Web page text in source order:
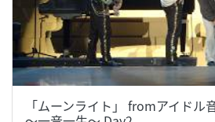
「ムーンライト」 fromアイドル